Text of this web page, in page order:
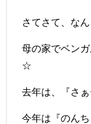
さてさて、な
母の家でベン
☆
去年は、『さ
今年は『のん